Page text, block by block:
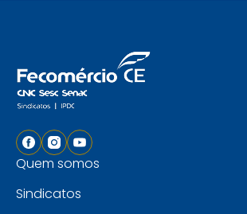
Quem somos
Sindicatos